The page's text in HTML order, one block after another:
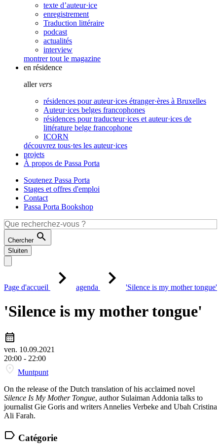
texte d’auteur·ice
enregistrement
Traduction littéraire
podcast
actualités
interview
montrer tout le magazine
en résidence
allervers
résidences pour auteur·ices étranger·ères à Bruxelles
Auteur·ices belges francophones
résidences pour traducteur·ices et auteur·ices de
littérature belge francophone
ICORN
découvrez tous·tes les auteur·ices
projets
À propos de Passa Porta
Soutenez Passa Porta
Stages et offres d'emploi
Contact
Passa Porta Bookshop
Chercher
Sluiten
Page d'accueil agenda 'Silence is my mother tongue'
'Silence is my mother tongue'
ven. 10.09.2021
20:00 - 22:00
Muntpunt
On the release of the Dutch translation of his acclaimed novel
Silence Is My Mother Tongue, author Sulaiman Addonia talks to
journalist Gie Goris and writers Annelies Verbeke and Ubah Cristina
Ali Farah.
Catégorie